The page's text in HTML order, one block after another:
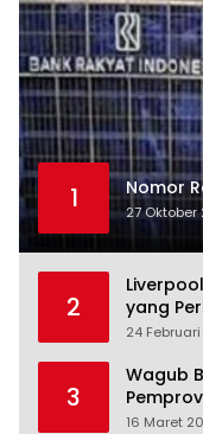
1 Nomor
27 Oktober
2
yang
24
3
Wagub
16 Maret